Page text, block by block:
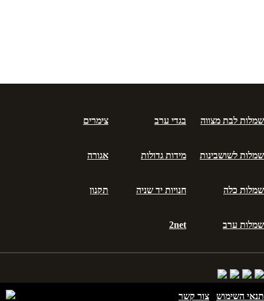
שמלות לבת מצווה
שמלות לשושבינות
שמלות כלה
שמלות ערב
בגדי ערב
מידות גדולות
חנויות יד שניה
2net
צימרים
אגורה
תקנון
תנאי השימוש צור קשר